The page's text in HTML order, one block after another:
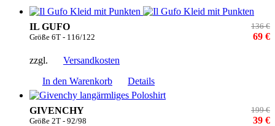
IL GUFO
Größe 6T - 116/122
136 €
69 €
zzgl.
Versandkosten
In den Warenkorb
Details
GIVENCHY
Größe 2T - 92/98
199 €
39 €